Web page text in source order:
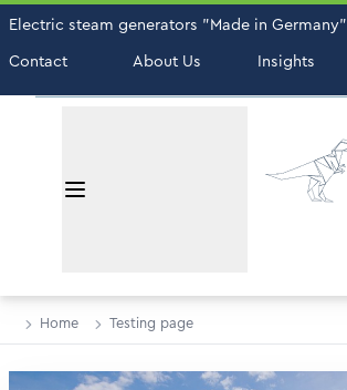
Electric steam generators "Made in Germany"
Contact
About Us Insights
Home Testing page